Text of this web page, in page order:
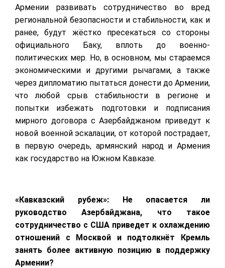
Армении развивать сотрудничество во вред
региональной безопасности и стабильности, как и
ранее, будут жёстко пресекаться со стороны
официального Баку, вплоть до военно-
политических мер. Но, в основном, мы стараемся
экономическими и другими рычагами, а также
через дипломатию пытаться донести до Армении,
что любой срыв стабильности в регионе и
попытки избежать подготовки и подписания
мирного договора с Азербайджаном приведут к
новой военной эскалации, от которой пострадает,
в первую очередь, армянский народ и Армения
как государство на Южном Кавказе.
«Кавказский рубеж»: Не опасается ли
руководство Азербайджана, что такое
сотрудничество с США приведет к охлаждению
отношений с Москвой и подтолкнёт Кремль
занять более активную позицию в поддержку
Армении?